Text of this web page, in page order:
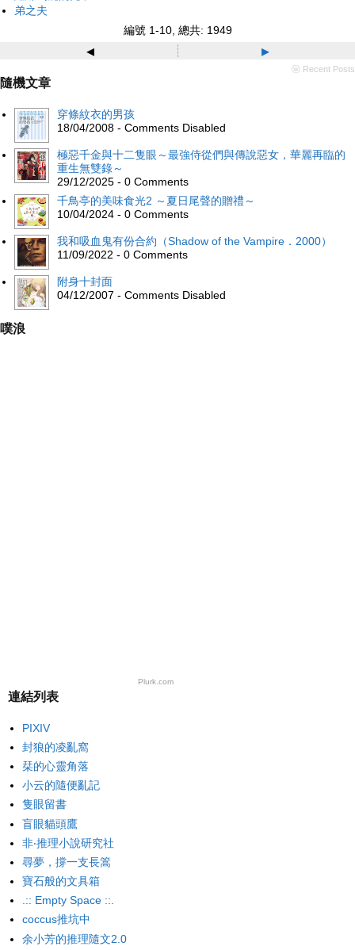
弟之夫
編號 1-10, 總共: 1949
◂ ▸
ⓦ Recent Posts
隨機文章
穿條紋衣的男孩
18/04/2008 - Comments Disabled
極惡千金與十二隻眼～最強侍從們與傳說惡女，華麗再臨的
重生無雙錄～
29/12/2025 - 0 Comments
千鳥亭的美味食光2 ～夏日尾聲的贈禮～
10/04/2024 - 0 Comments
我和吸血鬼有份合約（Shadow of the Vampire．2000）
11/09/2022 - 0 Comments
附身十封面
04/12/2007 - Comments Disabled
噗浪
Plurk.com
連結列表
PIXIV
封狼的凌亂窩
栞的心靈角落
小云的隨便亂記
隻眼留書
盲眼貓頭鷹
非‧推理小說研究社
尋夢，撐一支長篙
寶石般的文具箱
.:: Empty Space ::.
coccus推坑中
余小芳的推理隨文2.0